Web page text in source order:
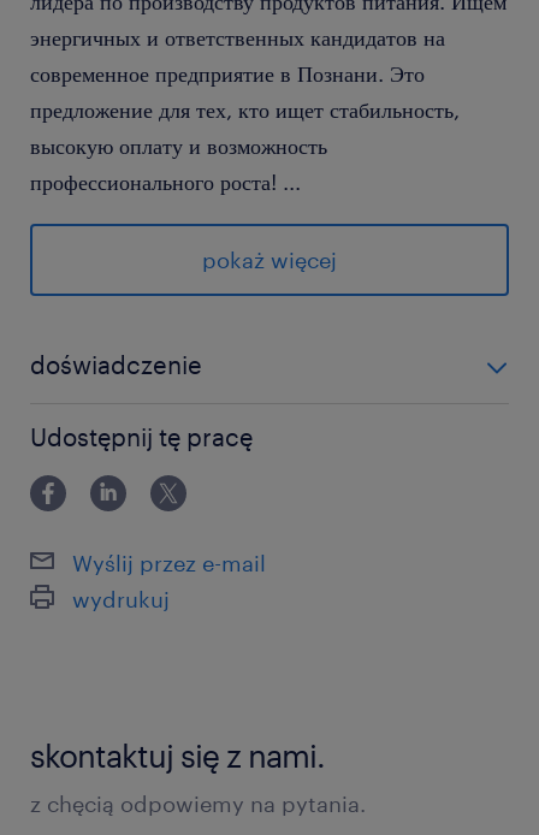
энергичных и ответственных кандидатов на
современное предприятие в Познани. Это
предложение для тех, кто ищет стабильность,
высокую оплату и возможность
профессионального роста! ...
Выберите удобный для Вас способ связи: быстрый
мессенджер (WhatsApp/Viber) или
традиционный звонок.
После нажатия кнопки «Подать заявку» (Aplikuj)
сможете указать предпочтительный способ связи.
задача / zadania
маркировка
заполнение простой производственной
pokaż więcej
doświadczenie
Udostępnij tę pracę
Wyślij przez e-mail
wydrukuj
skontaktuj się z nami.
z chęcią odpowiemy na pytania.